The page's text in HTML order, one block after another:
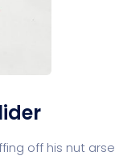
off his nut arse